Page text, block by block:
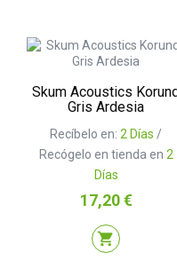
Skum Acoustics
Gris Ardesia
Recíbelo en: 2 Días /
Recógelo en tienda en 2
Días
Precio
17,20 €
shopping_cart